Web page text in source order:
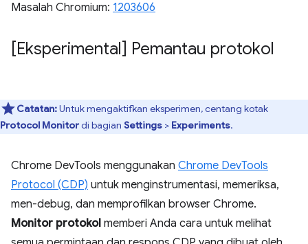
Masalah Chromium: 1203606
[Eksperimental] Pemantau protokol
Catatan:Untuk mengaktifkan eksperimen, centang kotak
Protocol Monitordi bagian Settings > Experiments.
Chrome DevTools menggunakan Chrome DevTools
Protocol (CDP) untuk menginstrumentasi, memeriksa,
men-debug, dan memprofilkan browser Chrome.
Monitor protokol memberi Anda cara untuk melihat